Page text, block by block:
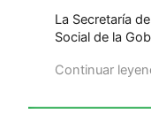
La Secretaría
Social de la
Continuar